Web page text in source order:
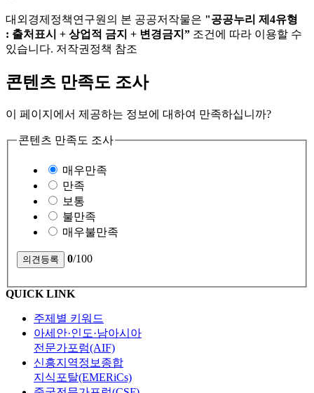
대외경제정책연구원의 본 공공저작물은 "공공누리 제4유형
: 출처표시 + 상업적 금지 + 변경금지” 조건에 따라 이용할 수
있습니다. 저작권정책 참조
콘텐츠 만족도 조사
이 페이지에서 제공하는 정보에 대하여 만족하십니까?
콘텐츠 만족도 조사
매우만족
만족
보통
불만족
매우불만족
0/100
QUICK LINK
주제별 키워드
아세안·인도·남아시아
전문가포럼(AIF)
신흥지역정보종합
지식포탈(EMERiCs)